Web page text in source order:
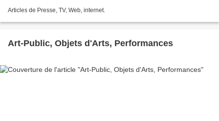
Articles de Presse, TV, Web, internet.
Art-Public, Objets d'Arts, Performances